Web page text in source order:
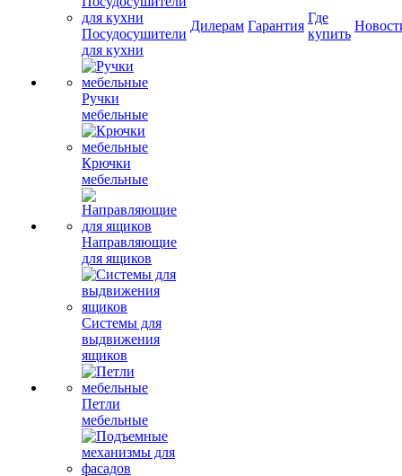
Посудосушители
для кухни
Ручки
мебельные
Крючки
мебельные
Направляющие
для ящиков
Системы для
выдвижения
ящиков
Петли
мебельные
Дилерам Гарантия
Где
купить